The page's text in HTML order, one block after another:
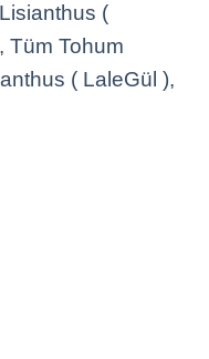
Lisianthus (
, Tüm Tohum
( LaleGül ),